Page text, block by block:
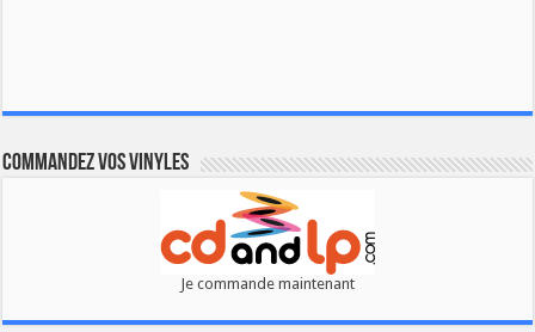
Commandez vos vinyles
Je commande maintenant